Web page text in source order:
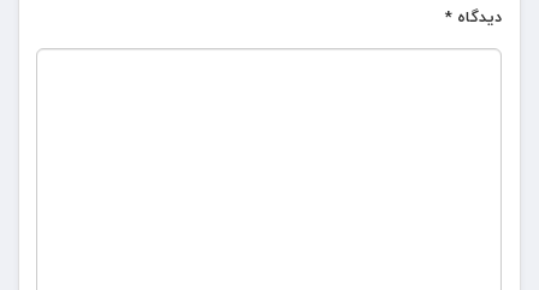
دیدگاه *